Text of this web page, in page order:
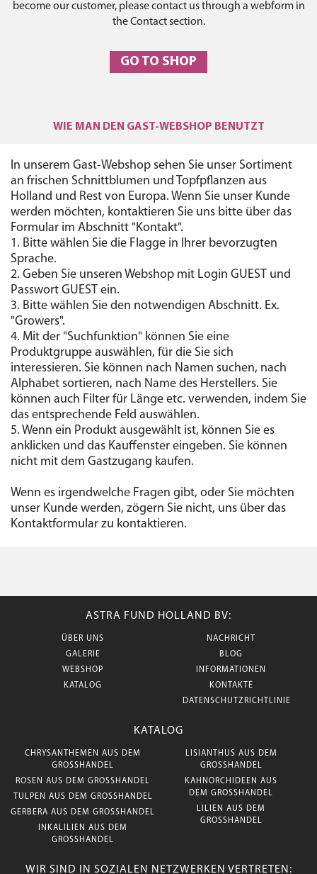
become our customer, please contact us through a webform in
the Contact section.
GO TO SHOP
WIE MAN DEN GAST-WEBSHOP BENUTZT
In unserem Gast-Webshop sehen Sie unser Sortiment
an frischen Schnittblumen und Topfpflanzen aus
Holland und Rest von Europa. Wenn Sie unser Kunde
werden möchten, kontaktieren Sie uns bitte über das
Formular im Abschnitt "Kontakt".
1. Bitte wählen Sie die Flagge in Ihrer bevorzugten
Sprache.
2. Geben Sie unseren Webshop mit Login GUEST und
Passwort GUEST ein.
3. Bitte wählen Sie den notwendigen Abschnitt. Ex.
"Growers".
4. Mit der "Suchfunktion" können Sie eine
Produktgruppe auswählen, für die Sie sich
interessieren. Sie können nach Namen suchen, nach
Alphabet sortieren, nach Name des Herstellers. Sie
können auch Filter für Länge etc. verwenden, indem Sie
das entsprechende Feld auswählen.
5. Wenn ein Produkt ausgewählt ist, können Sie es
anklicken und das Kauffenster eingeben. Sie können
nicht mit dem Gastzugang kaufen.
Wenn es irgendwelche Fragen gibt, oder Sie möchten
unser Kunde werden, zögern Sie nicht, uns über das
Kontaktformular zu kontaktieren.
ASTRA FUND HOLLAND BV:
ÜBER UNS
GALERIE
WEBSHOP
KATALOG
NACHRICHT
BLOG
INFORMATIONEN
KONTAKTE
DATENSCHUTZRICHTLINIE
KATALOG
CHRYSANTHEMEN AUS DEM
GROSSHANDEL
ROSEN AUS DEM GROSSHANDEL
TULPEN AUS DEM GROSSHANDEL
GERBERA AUS DEM GROSSHANDEL
INKALILIEN AUS DEM
GROSSHANDEL
LISIANTHUS AUS DEM
GROSSHANDEL
KAHNORCHIDEEN AUS
DEM GROSSHANDEL
LILIEN AUS DEM
GROSSHANDEL
WIR SIND IN SOZIALEN NETZWERKEN VERTRETEN: